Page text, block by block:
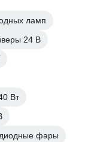
ламп
24 В
Вт
фары